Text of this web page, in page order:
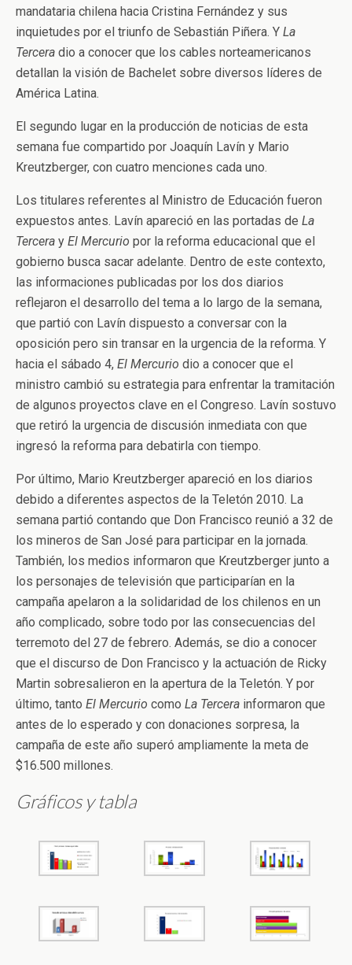
mandataria chilena hacia Cristina Fernández y sus
inquietudes por el triunfo de Sebastián Piñera. Y La
Tercera dio a conocer que los cables norteamericanos
detallan la visión de Bachelet sobre diversos líderes de
América Latina.
El segundo lugar en la producción de noticias de esta
semana fue compartido por Joaquín Lavín y Mario
Kreutzberger, con cuatro menciones cada uno.
Los titulares referentes al Ministro de Educación fueron
expuestos antes. Lavín apareció en las portadas de La
Tercera y El Mercurio por la reforma educacional que el
gobierno busca sacar adelante. Dentro de este contexto,
las informaciones publicadas por los dos diarios
reflejaron el desarrollo del tema a lo largo de la semana,
que partió con Lavín dispuesto a conversar con la
oposición pero sin transar en la urgencia de la reforma. Y
hacia el sábado 4, El Mercurio dio a conocer que el
ministro cambió su estrategia para enfrentar la tramitación
de algunos proyectos clave en el Congreso. Lavín sostuvo
que retiró la urgencia de discusión inmediata con que
ingresó la reforma para debatirla con tiempo.
Por último, Mario Kreutzberger apareció en los diarios
debido a diferentes aspectos de la Teletón 2010. La
semana partió contando que Don Francisco reunió a 32 de
los mineros de San José para participar en la jornada.
También, los medios informaron que Kreutzberger junto a
los personajes de televisión que participarían en la
campaña apelaron a la solidaridad de los chilenos en un
año complicado, sobre todo por las consecuencias del
terremoto del 27 de febrero. Además, se dio a conocer
que el discurso de Don Francisco y la actuación de Ricky
Martin sobresalieron en la apertura de la Teletón. Y por
último, tanto El Mercurio como La Tercera informaron que
antes de lo esperado y con donaciones sorpresa, la
campaña de este año superó ampliamente la meta de
$16.500 millones.
Gráficos y tabla